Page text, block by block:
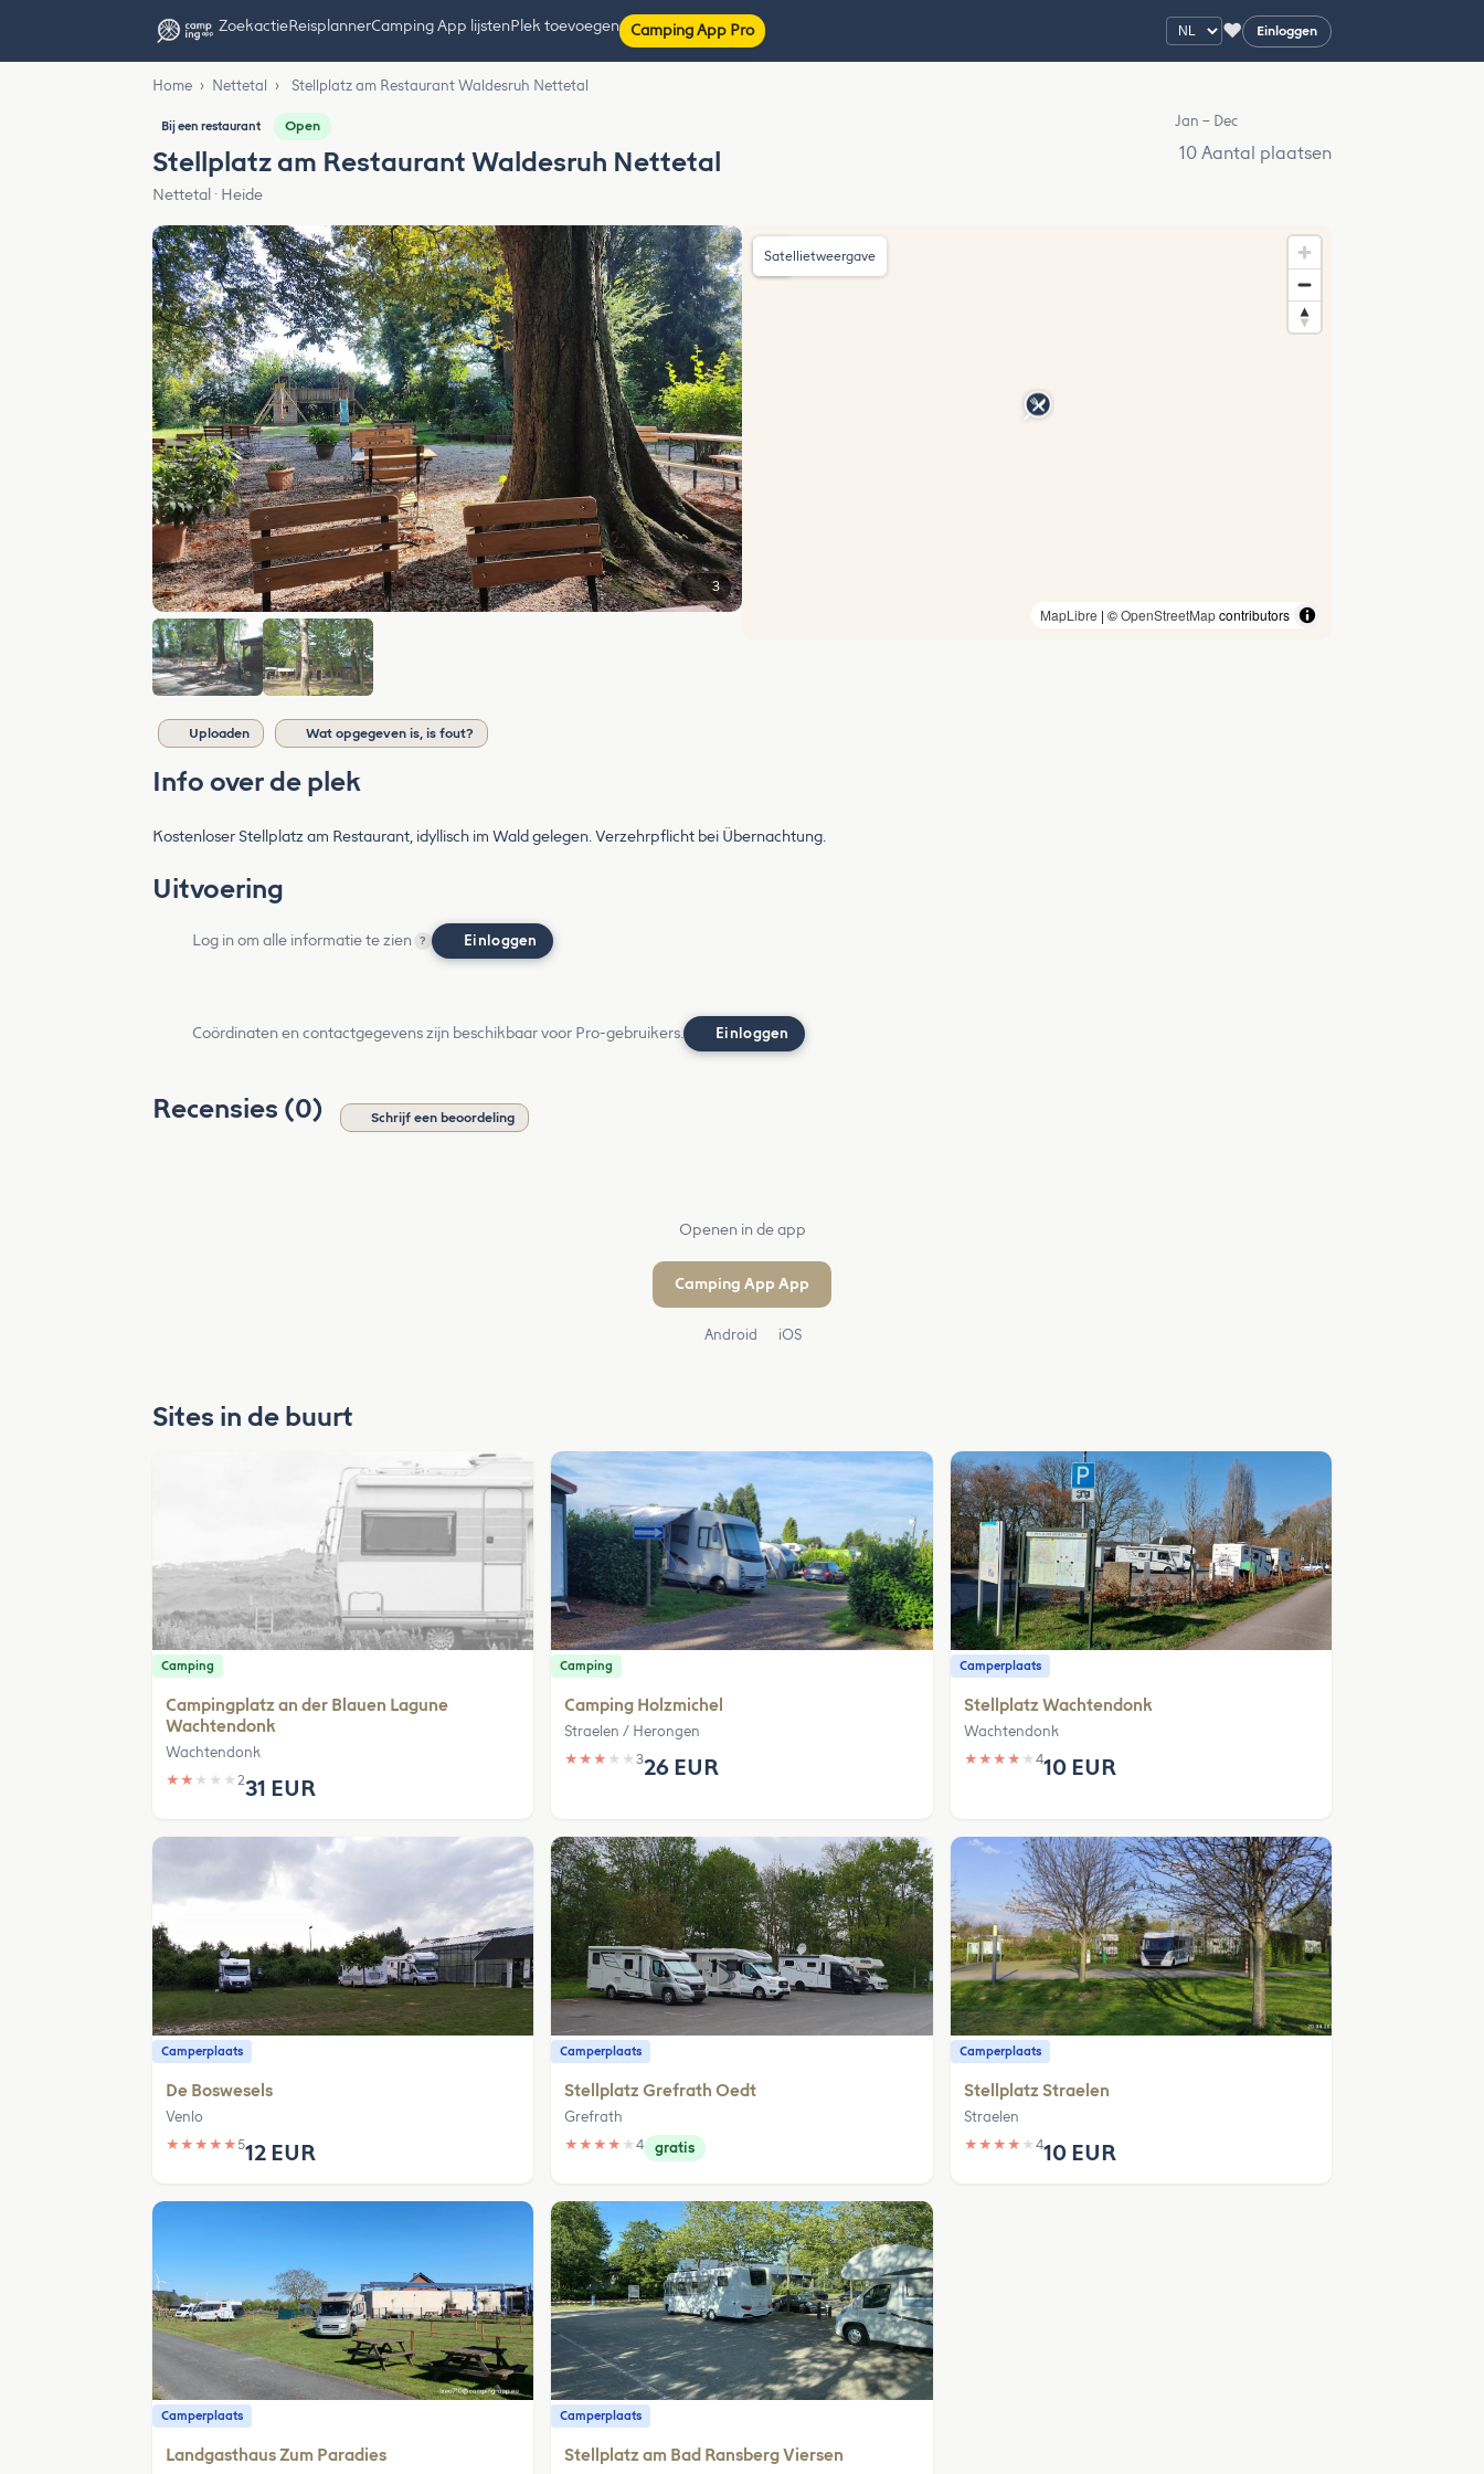
ZoekactieReisplannerCamping App lijstenPlek toevoegen Camping App Pro ♥ Einloggen
Home › Nettetal › Stellplatz am Restaurant Waldesruh Nettetal
Bij een restaurant Open
Stellplatz am Restaurant Waldesruh Nettetal
Nettetal · Heide
Jan – Dec
10 Aantal plaatsen
3
MapLibre | ©OpenStreetMapcontributors
Satellietweergave
Uploaden Wat opgegeven is, is fout?
Info over de plek
Kostenloser Stellplatz am Restaurant, idyllisch im Wald gelegen. Verzehrpflicht bei Übernachtung.
Uitvoering
Log in om alle informatie te zien ? Einloggen
Coördinaten en contactgegevens zijn beschikbaar voor Pro-gebruikers. Einloggen
Recensies (0) Schrijf een beoordeling
Openen in de app
Camping App App
Android iOS
Sites in de buurt
Camping
Campingplatz an der Blauen Lagune
Wachtendonk
Wachtendonk
★ ★ ★ ★ ★ 231 EUR
Camping
Camping Holzmichel
Straelen / Herongen
★ ★ ★ ★ ★326 EUR
Camperplaats
Stellplatz Wachtendonk
Wachtendonk
★ ★ ★ ★ ★ 410 EUR
Camperplaats
De Boswesels
Venlo
★ ★ ★ ★ ★512 EUR
Camperplaats
Stellplatz Grefrath Oedt
Grefrath
★ ★ ★ ★ ★4 gratis
Camperplaats
Stellplatz Straelen
Straelen
★ ★ ★ ★ ★ 410 EUR
Camperplaats
Landgasthaus Zum Paradies
Camperplaats
Stellplatz am Bad Ransberg Viersen